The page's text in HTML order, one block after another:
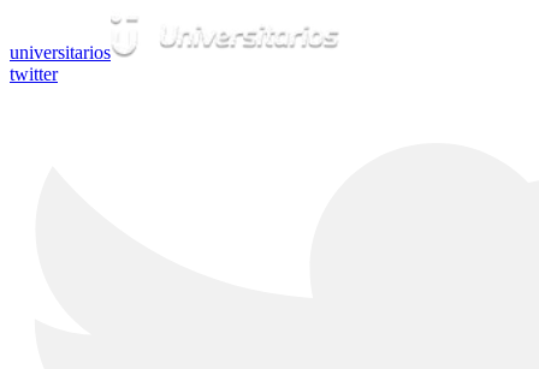
universitarios
twitter